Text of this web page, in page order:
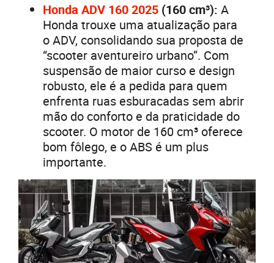
Honda ADV 160 2025 (160 cm³): A
Honda trouxe uma atualização para
o ADV, consolidando sua proposta de
“scooter aventureiro urbano”. Com
suspensão de maior curso e design
robusto, ele é a pedida para quem
enfrenta ruas esburacadas sem abrir
mão do conforto e da praticidade do
scooter. O motor de 160 cm³ oferece
bom fôlego, e o ABS é um plus
importante.